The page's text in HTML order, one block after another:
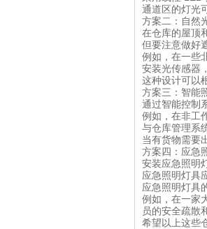
通道区的灯光
方案二：自然
在仓库的屋顶
但要注意做好
例如，在一些
安装光传感器
这种设计可以
方案三：智能
通过智能控制
例如，在非工
与仓库管理系
当有货物需要
方案四：应急
安装应急照明
应急照明灯具
应急照明灯具
例如，在一家
员的安全疏散
希望以上这些